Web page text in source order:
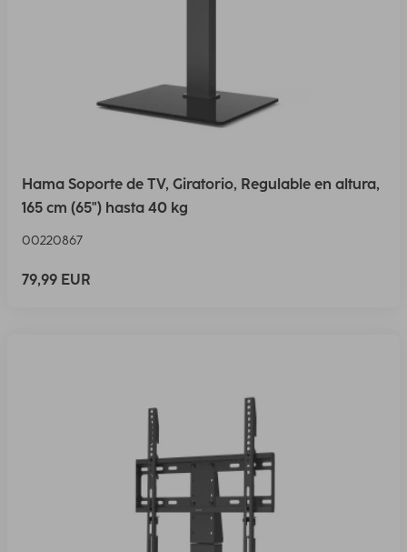
Hama Soporte de TV, Giratorio, Regulable en altura,
165 cm (65") hasta 40 kg
00220867
79,99 EUR